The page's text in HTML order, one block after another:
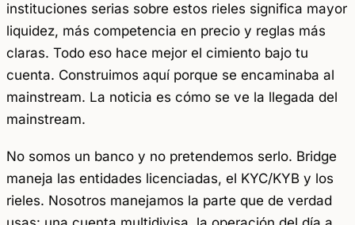
instituciones serias sobre estos rieles significa mayor
liquidez, más competencia en precio y reglas más
claras. Todo eso hace mejor el cimiento bajo tu
cuenta. Construimos aquí porque se encaminaba al
mainstream. La noticia es cómo se ve la llegada del
mainstream.
No somos un banco y no pretendemos serlo. Bridge
maneja las entidades licenciadas, el KYC/KYB y los
rieles. Nosotros manejamos la parte que de verdad